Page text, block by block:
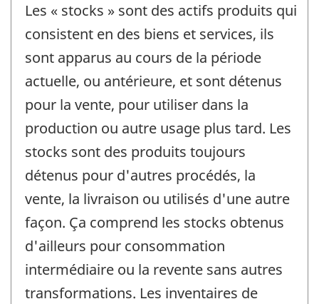
Les « stocks » sont des actifs produits qui
consistent en des biens et services, ils
sont apparus au cours de la période
actuelle, ou antérieure, et sont détenus
pour la vente, pour utiliser dans la
production ou autre usage plus tard. Les
stocks sont des produits toujours
détenus pour d'autres procédés, la
vente, la livraison ou utilisés d'une autre
façon. Ça comprend les stocks obtenus
d'ailleurs pour consommation
intermédiaire ou la revente sans autres
transformations. Les inventaires de